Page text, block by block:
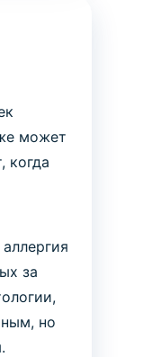
может
когда
за
но